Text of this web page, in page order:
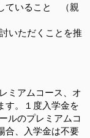
ていること （親
いただくことを推
ミアムコース、オ
す。１度入学金を
ルのプレミアムコ
合、入学金は不要